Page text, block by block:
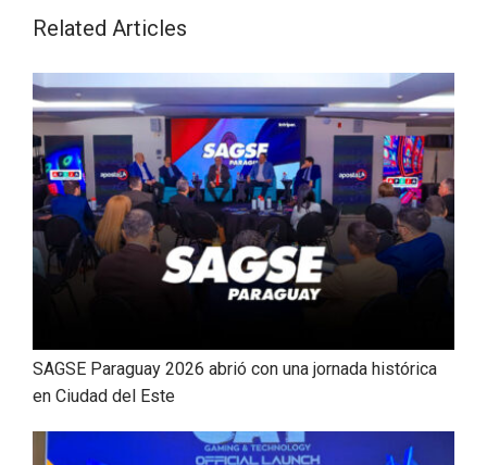
Related Articles
SAGSE Paraguay 2026 abrió con una jornada histórica
en Ciudad del Este